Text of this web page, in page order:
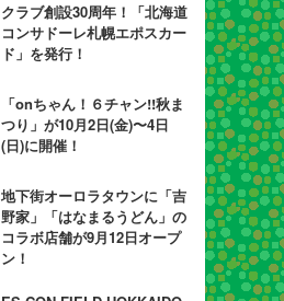
クラブ創設30周年！「北海道
コンサドーレ札幌エポスカー
ド」を発行！
「onちゃん！６チャン!!秋ま
つり」が10月2日(金)〜4日
(日)に開催！
地下街オーロラタウンに「吉
野家」「はなまるうどん」の
コラボ店舗が9月12日オープ
ン！